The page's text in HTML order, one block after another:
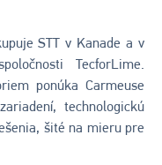
STT v Kanade a v
TecforLime.
ponúka Carmeuse
technologickú
šité na mieru pre